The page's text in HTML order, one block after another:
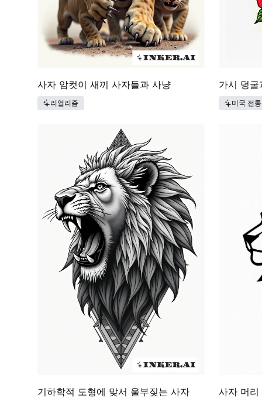
사자 암컷이 새끼 사자들과 사냥
리얼리즘
가시 덩
미국 전통
기하학적 도형에 맞서 울부짖는 사자 사자 머리